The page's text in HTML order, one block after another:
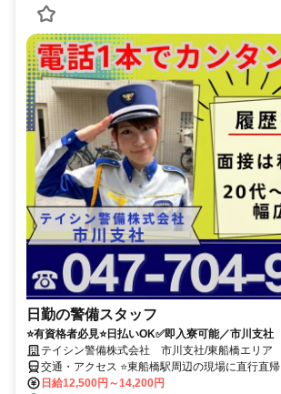
日勤の警備スタッフ
⭐有資格者必見⭐日払いOK✅即入寮可能／市川支社
テイシン警備株式会社 市川支社/東船橋エリア
交通・アクセス ⭐東船橋駅周辺の現場に直行直帰
日給12,500円～14,200円